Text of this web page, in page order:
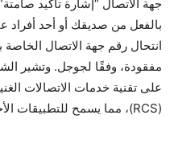
جهة الاتصال “إشارة تأكيد
بالفعل من صديقك أو أحد أفراد
انتحال رقم جهة الاتصال الخاصة
مفقودة، وفقًا لجوجل. وتشير
على تقنية خدمات الاتصالات
(RCS)، مما يسمح للتطبيقات الأخرى بتبنيها.